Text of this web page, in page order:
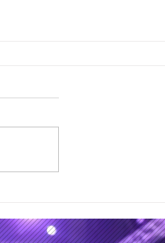
que la trae de regreso a
México